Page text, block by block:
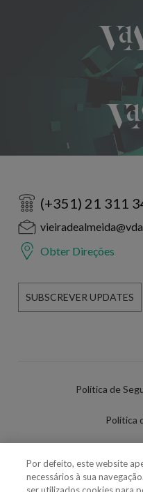
(+351) 21 311
Obter Direções
SUBSCREVER UPDATES
Política de
Política
Por defeito, este website
necessários à sua